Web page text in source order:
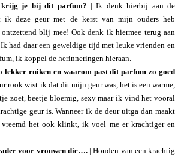
krijg je bij dit parfum? | Ik denk hierbij aan de
ik deze geur met de kerst van mijn ouders heb
blij mee! Ook denk ik hiermee terug aan
had daar een geweldige tijd met leuke vrienden en
ik koppel de herinneringen hieraan.
lekker ruiken en waarom past dit parfum zo goed
rook wist ik dat dit mijn geur was, het is een warme,
zoet, beetje bloemig, sexy maar ik vind het vooral
geur is. Wanneer ik de deur uitga dan maakt
het ook klinkt, ik voel me er krachtiger en
voor vrouwen die….| Houden van een krachtig